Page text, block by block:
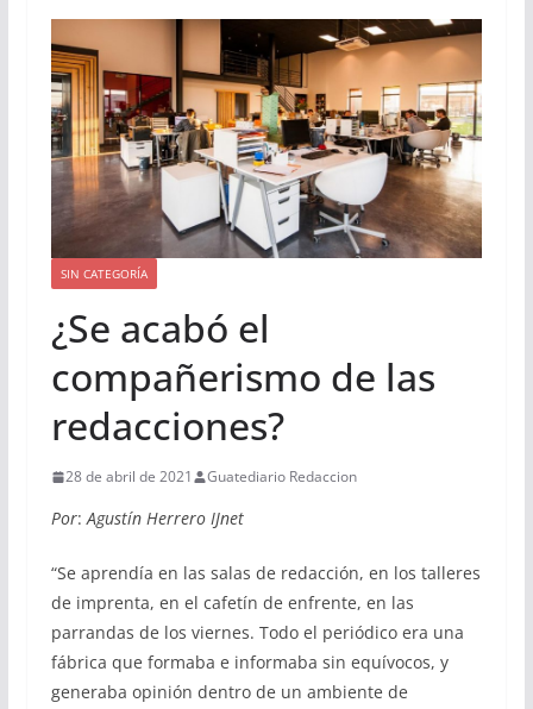
SIN CATEGORÍA
¿Se acabó el
compañerismo de las
redacciones?
28 de abril de 2021 Guatediario Redaccion
Por:Agustín Herrero IJnet
“Se aprendía en las salas de redacción, en los talleres
de imprenta, en el cafetín de enfrente, en las
parrandas de los viernes. Todo el periódico era una
fábrica que formaba e informaba sin equívocos, y
generaba opinión dentro de un ambiente de